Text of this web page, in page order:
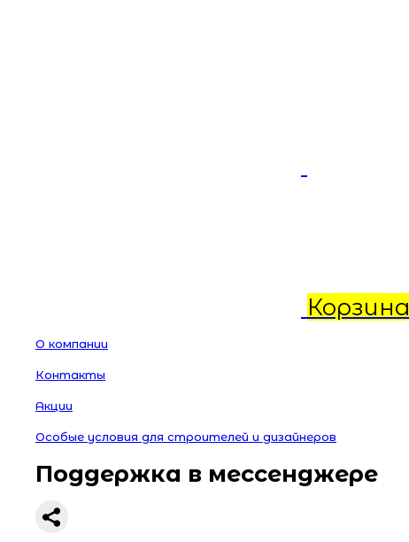
Корзина
О компании
Контакты
Акции
Особые условия для строителей и дизайнеров
Поддержка в мессенджере